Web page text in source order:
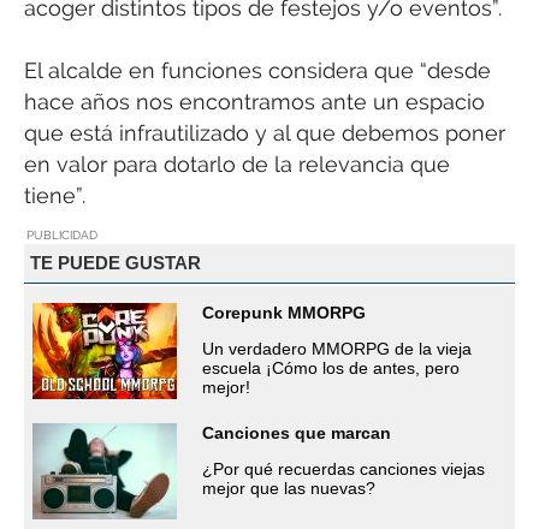
acoger distintos tipos de festejos y/o eventos”.
El alcalde en funciones considera que “desde
hace años nos encontramos ante un espacio
que está infrautilizado y al que debemos poner
en valor para dotarlo de la relevancia que
tiene”.
PUBLICIDAD
TE PUEDE GUSTAR
Corepunk MMORPG
Un verdadero MMORPG de la vieja
escuela ¡Cómo los de antes, pero
mejor!
Canciones que marcan
¿Por qué recuerdas canciones viejas
mejor que las nuevas?